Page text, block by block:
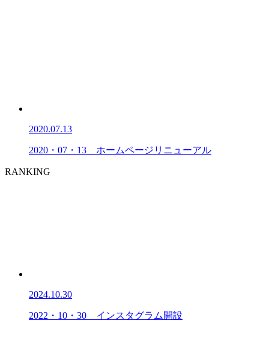
2020.07.13
2020・07・13 ホームページリニューアル
RANKING
2024.10.30
2022・10・30 インスタグラム開設